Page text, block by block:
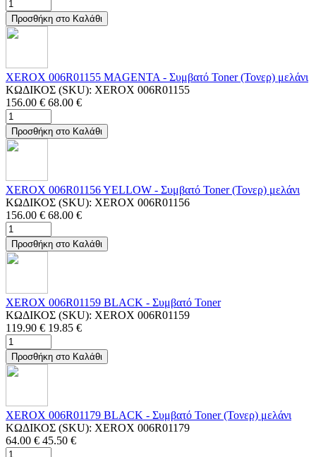
Προσθήκη στο Καλάθι
XEROX 006R01155 MAGENTA - Συμβατό Toner (Τονερ) μελάνι
ΚΩΔΙΚΟΣ (SKU): XEROX 006R01155
156.00 € 68.00 €
Προσθήκη στο Καλάθι
XEROX 006R01156 YELLOW - Συμβατό Toner (Τονερ) μελάνι
ΚΩΔΙΚΟΣ (SKU): XEROX 006R01156
156.00 € 68.00 €
Προσθήκη στο Καλάθι
XEROX 006R01159 BLACK - Συμβατό Toner
ΚΩΔΙΚΟΣ (SKU): XEROX 006R01159
119.90 € 19.85 €
Προσθήκη στο Καλάθι
XEROX 006R01179 BLACK - Συμβατό Toner (Τονερ) μελάνι
ΚΩΔΙΚΟΣ (SKU): XEROX 006R01179
64.00 € 45.50 €